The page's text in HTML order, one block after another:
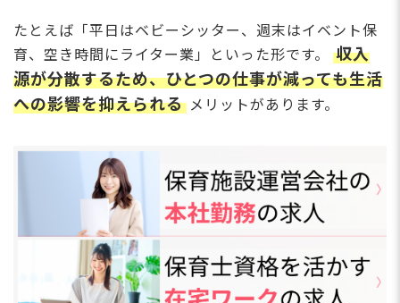
たとえば「平日はベビーシッター、週末はイベント保
育、空き時間にライター業」といった形です。
収入
源が分散するため、ひとつの仕事が減っても生活
への影響を抑えられる メリットがあります。